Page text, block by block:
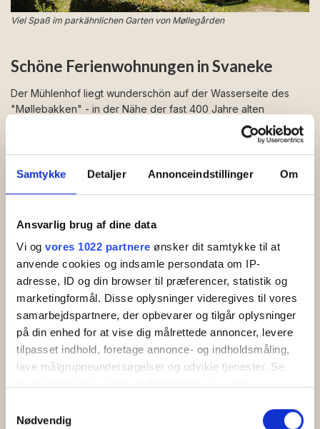
Samtykke Detaljer Annonceindstillinger Om
Ansvarlig brug af dine data
Vi og vores 1022 partnere ønsker dit samtykke til at
anvende cookies og indsamle persondata om IP-
adresse, ID og din browser til præferencer, statistik og
marketingformål. Disse oplysninger videregives til vores
samarbejdspartnere, der opbevarer og tilgår oplysninger
på din enhed for at vise dig målrettede annoncer, levere
tilpasset indhold, foretage annonce- og indholdsmåling,
lave målgruppeundersøgelser og udvikle tjenester. Se
tilbage eller ændre indstillinger fra vores
Nødvendig
Viel Spaß im parkähnlichen Garten von Møllegården
Schöne Ferienwohnungen in Svaneke
Der Mühlenhof liegt wunderschön auf der Wasserseite des
"Møllebakken" - in der Nähe der fast 400 Jahre alten
Baumstumpfmühle von Svaneke - daher der Name
Ferienwohnungen für 2-4 Personen und einem schönen
Ferienhaus für 4 Personen. So haben Sie die Möglichkeit, eine